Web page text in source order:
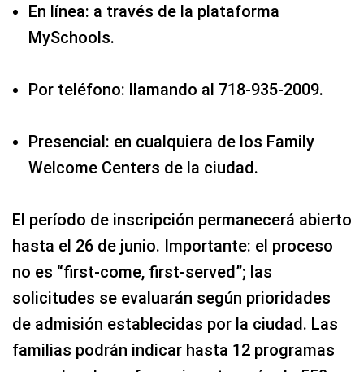
En línea: a través de la plataforma
MySchools.
Por teléfono: llamando al 718‑935‑2009.
Presencial: en cualquiera de los Family
Welcome Centers de la ciudad.
El período de inscripción permanecerá abierto
hasta el 26 de junio. Importante: el proceso
no es “first‑come, first‑served”; las
solicitudes se evaluarán según prioridades
de admisión establecidas por la ciudad. Las
familias podrán indicar hasta 12 programas